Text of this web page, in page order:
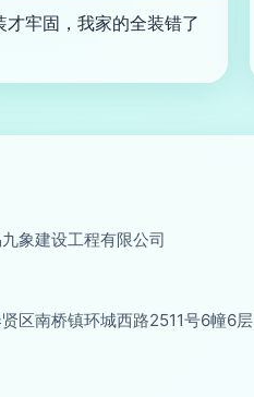
才牢固，我家的全装错了
象建设工程有限公司
区南桥镇环城西路2511号6幢6层